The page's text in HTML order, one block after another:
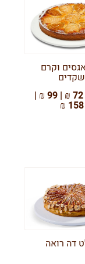
וקרם
שקדים
39 ₪ | 72 ₪ | 99 ₪ |
158 ₪
דה רואה